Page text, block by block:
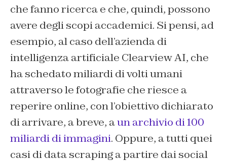
che fanno ricerca e che, quindi, possono
avere degli scopi accademici. Si pensi, ad
esempio, al caso dell’azienda di
intelligenza artificiale Clearview AI, che
ha schedato miliardi di volti umani
attraverso le fotografie che riesce a
reperire online, con l’obiettivo dichiarato
di arrivare, a breve, aun archivio di 100
miliardi di immagini. Oppure, a tutti quei
casi di data scraping a partire dai social